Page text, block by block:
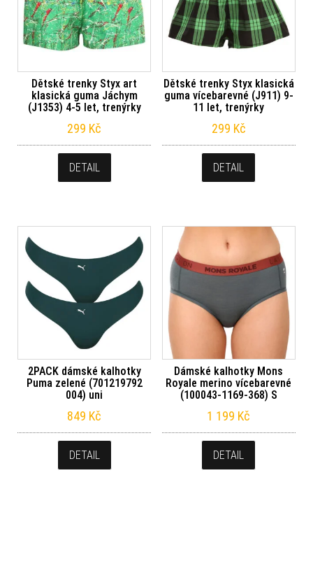
Dětské trenky Styx art
klasická guma Jáchym
(J1353) 4-5 let, trenýrky
299 Kč
DETAIL
Dětské trenky Styx klasická
guma vícebarevné (J911) 9-
11 let, trenýrky
299 Kč
DETAIL
2PACK dámské kalhotky
Puma zelené (701219792
004) uni
849 Kč
DETAIL
Dámské kalhotky Mons
Royale merino vícebarevné
(100043-1169-368) S
1 199 Kč
DETAIL